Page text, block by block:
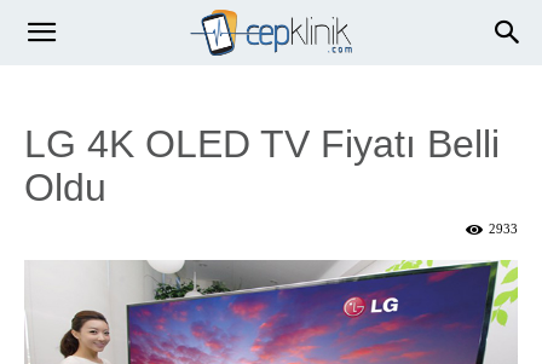
LG 4K OLED TV Fiyatı Belli
Oldu
2933